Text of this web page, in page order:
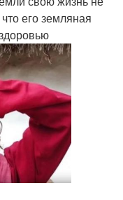
его земляная